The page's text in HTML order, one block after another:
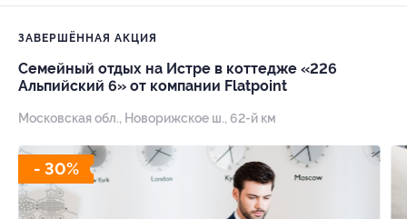
ЗАВЕРШЁННАЯ АКЦИЯ
Семейный отдых на Истре в коттедже «226
Альпийский 6» от компании Flatpoint
Московская обл., Новорижское ш., 62-й км
- 30%